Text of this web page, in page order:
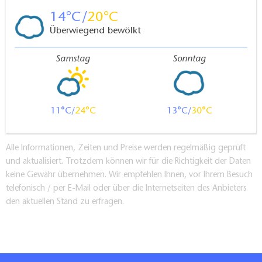
der Wiese wahrzunehmen.
Die Kurse sind für Neulinge wie auch Geübte
Bitte mitbringen:
GUTEN MORGEN-YOGA AM WOLLETZSEE
Dieses Angebot mobilisiert in der Ruhe des Morgens,
frischer Luft und bei Vogelzwitschern sanft den
14 20
Überwiegend bewölkt
Samstag
11 24
Sonntag
13 30
Alle Informationen, Zeiten und Preise werden regelmäßig geprüft
und aktualisiert. Trotzdem können wir für die Richtigkeit der Daten
keine Gewähr übernehmen. Wir empfehlen Ihnen, vor Ihrem Besuch
telefonisch / per E-Mail oder über die Internetseiten des Anbieters
den aktuellen Stand zu erfragen.